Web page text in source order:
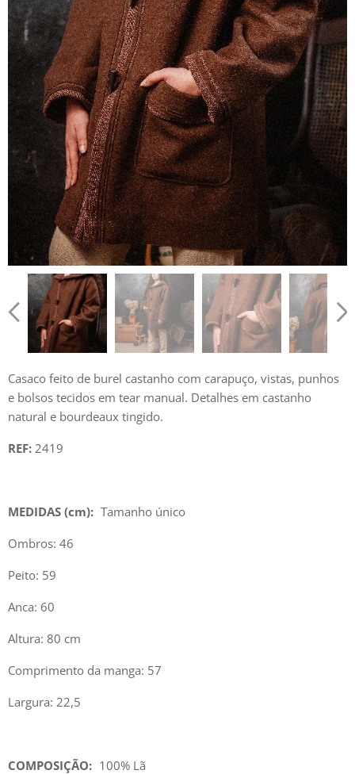
Casaco feito de burel castanho com carapuço, vistas, punhos
e bolsos tecidos em tear manual. Detalhes em castanho
natural e bourdeaux tingido.
REF: 2419
MEDIDAS (cm): Tamanho único
Ombros: 46
Peito: 59
Anca: 60
Altura: 80 cm
Comprimento da manga: 57
Largura: 22,5
COMPOSIÇÃO: 100% Lã